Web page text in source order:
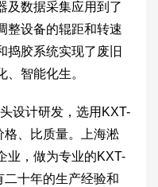
及数据采集应用到了
整设备的辊距和转速
捣胶系统实现了废旧
智能化生。
设计研发，选用KXT-
格、比质量。上海淞
业，做为专业的KXT-
二十年的生产经验和